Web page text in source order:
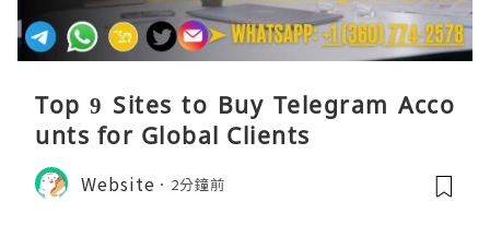
Top 9 Sites to Buy Telegram Acco
unts for Global Clients
Website 2分鐘前